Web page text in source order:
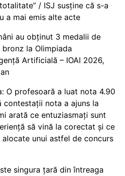
/ ISJ susține că s-a
a mai emis alte acte
au obținut 3 medalii de
la Olimpiada
Artificială – IOAI 2026,
O profesoară a luat nota 4.90
contestații nota a ajuns la
arată ce entuziasmați sunt
să vină la corectat și ce
unui astfel de concurs
singura țară din întreaga